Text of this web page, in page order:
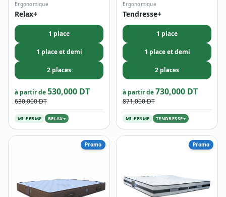
Ergonomique
Relax+
1 place
1 place et demi
2 places
à partir de530,000 DT
630,000 DT
MI-FERME RELAX+
Ergonomique
Tendresse+
1 place
1 place et demi
2 places
à partir de730,000 DT
871,000 DT
MI-FERME TENDRESSE+
Promo Promo